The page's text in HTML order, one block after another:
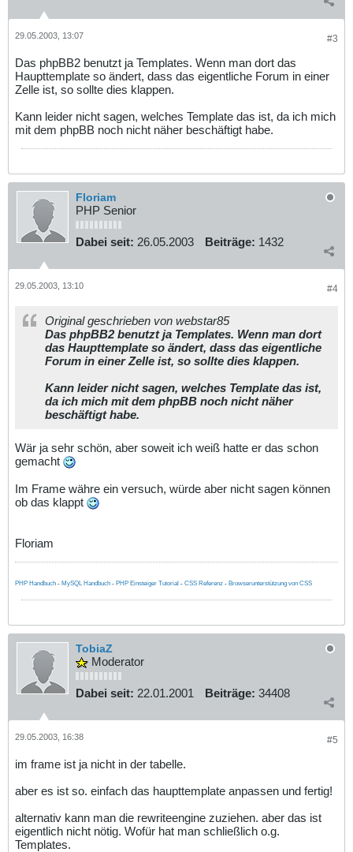
#3
29.05.2003, 13:07
Das phpBB2 benutzt ja Templates. Wenn man dort das
Haupttemplate so ändert, dass das eigentliche Forum in einer
Zelle ist, so sollte dies klappen.
Kann leider nicht sagen, welches Template das ist, da ich mich
mit dem phpBB noch nicht näher beschäftigt habe.
Floriam
PHP Senior
Dabei seit: 26.05.2003 Beiträge: 1432
#4
29.05.2003, 13:10
Original geschrieben von webstar85
Das phpBB2 benutzt ja Templates. Wenn man dort
das Haupttemplate so ändert, dass das eigentliche
Forum in einer Zelle ist, so sollte dies klappen.
Kann leider nicht sagen, welches Template das ist,
da ich mich mit dem phpBB noch nicht näher
beschäftigt habe.
Wär ja sehr schön, aber soweit ich weiß hatte er das schon
gemacht
Im Frame währe ein versuch, würde aber nicht sagen können
ob das klappt
Floriam
PHP Handbuch - MySQL Handbuch - PHP Einsteiger Tutorial - CSS Referenz - Browserunterstützung von CSS
TobiaZ
Moderator
Dabei seit: 22.01.2001 Beiträge: 34408
#5
29.05.2003, 16:38
im frame ist ja nicht in der tabelle.
aber es ist so. einfach das haupttemplate anpassen und fertig!
alternativ kann man die rewriteengine zuziehen. aber das ist
eigentlich nicht nötig. Wofür hat man schließlich o.g.
Templates.